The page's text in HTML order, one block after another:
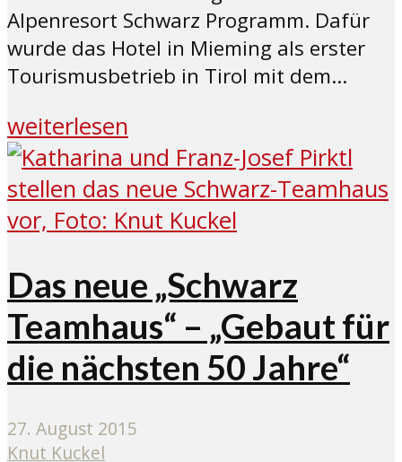
Alpenresort Schwarz Programm. Dafür
wurde das Hotel in Mieming als erster
Tourismusbetrieb in Tirol mit dem...
weiterlesen
Das neue „Schwarz
Teamhaus“ – „Gebaut für
die nächsten 50 Jahre“
27. August 2015
Knut Kuckel